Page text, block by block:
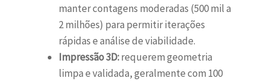
manter contagens moderadas (500 mil a
2 milhões) para permitir iterações
rápidas e análise de viabilidade.
Impressão 3D:requerem geometria
limpa e validada, geralmente com 100